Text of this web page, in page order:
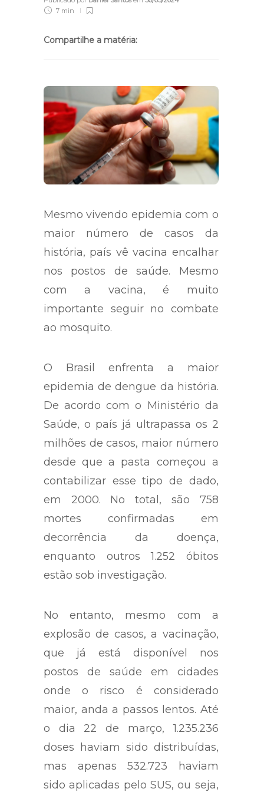
7 min
Compartilhe a matéria:
Mesmo vivendo epidemia com o
maior número de casos da
história, país vê vacina encalhar
nos postos de saúde. Mesmo
com a vacina, é muito
importante seguir no combate
ao mosquito.
O Brasil enfrenta a maior
epidemia de dengue da história.
De acordo com o Ministério da
Saúde, o país já ultrapassa os 2
milhões de casos, maior número
desde que a pasta começou a
contabilizar esse tipo de dado,
em 2000. No total, são 758
mortes confirmadas em
decorrência da doença,
enquanto outros 1.252 óbitos
estão sob investigação.
No entanto, mesmo com a
explosão de casos, a vacinação,
que já está disponível nos
postos de saúde em cidades
onde o risco é considerado
maior, anda a passos lentos. Até
o dia 22 de março, 1.235.236
doses haviam sido distribuídas,
mas apenas 532.723 haviam
sido aplicadas pelo SUS, ou seja,